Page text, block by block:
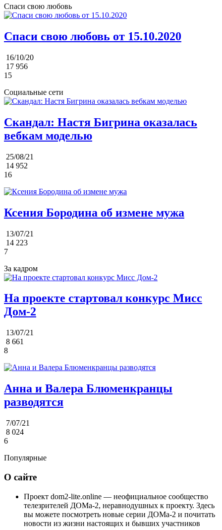
Спаси свою любовь
Спаси свою любовь от 15.10.2020
16/10/20
17 956
15
Социальные сети
Скандал: Настя Бигрина оказалась
вебкам моделью
25/08/21
14 952
16
Ксения Бородина об измене мужа
13/07/21
14 223
7
За кадром
На проекте стартовал конкурс Мисс
Дом-2
13/07/21
8 661
8
Анна и Валера Блюменкранцы
разводятся
7/07/21
8 024
6
Популярные
О сайте
Проект dom2-lite.online — неофициальное сообщество
телезрителей ДОМа-2, неравнодушных к проекту. Здесь
вы можете посмотреть новые серии ДОМа-2 и почитать
новости из жизни настоящих и бывших участников